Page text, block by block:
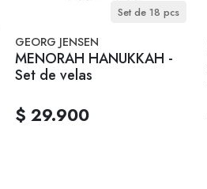
Set de 18 pcs
GEORG JENSEN
MENORAH HANUKKAH -
Set de velas
$ 29.900